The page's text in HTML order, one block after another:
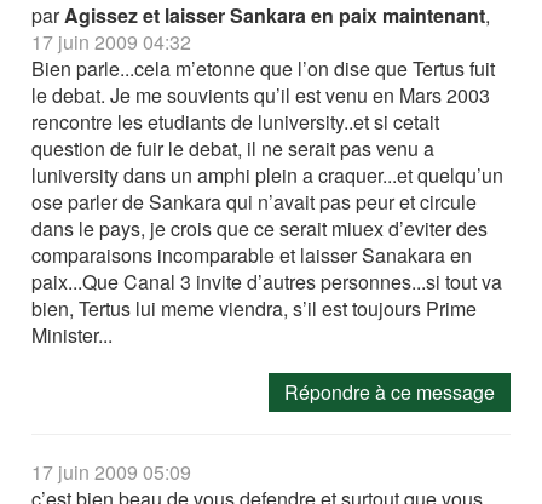
parAgissez et laisser Sankara en paix maintenant,
17 juin 2009 04:32
Bien parle...cela m’etonne que l’on dise que Tertus fuit
le debat. Je me souvients qu’il est venu en Mars 2003
rencontre les etudiants de luniversity..et si cetait
question de fuir le debat, il ne serait pas venu a
luniversity dans un amphi plein a craquer...et quelqu’un
ose parler de Sankara qui n’avait pas peur et circule
dans le pays, je crois que ce serait miuex d’eviter des
comparaisons incomparable et laisser Sanakara en
paix...Que Canal 3 invite d’autres personnes...si tout va
bien, Tertus lui meme viendra, s’il est toujours Prime
Minister...
Répondre à ce message
17 juin 2009 05:09